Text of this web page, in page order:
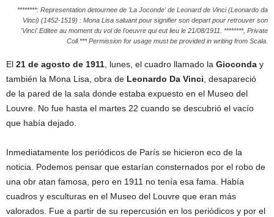
********: Representation detournee de 'La Joconde' de Leonard de Vinci (Leonardo da
Vinci) (1452-1519) : Mona Lisa saluant pour signifier son depart pour retrouver son
'Vinci'.Editee au moment du vol de l'oeuvre qui eut lieu le 21/08/1911. ********, Private
Coll.*** Permission for usage must be provided in writing from Scala.
El 21 de agosto de 1911 , lunes, el cuadro llamado la Gioconda y
también la Mona Lisa, obra de Leonardo Da Vinci , desapareció
de la pared de la sala donde estaba expuesto en el Museo del
Louvre. No fue hasta el martes 22 cuando se descubrió el vacío
que había dejado.
Inmediatamente los periódicos de París se hicieron eco de la
noticia. Podemos pensar que estarían consternados por el robo de
una obr atan famosa, pero en 1911 no tenía esa fama. Había
cuadros y esculturas en el Museo del Louvre que eran más
valorados. Fue a partir de su repercusión en los periódicos y por el